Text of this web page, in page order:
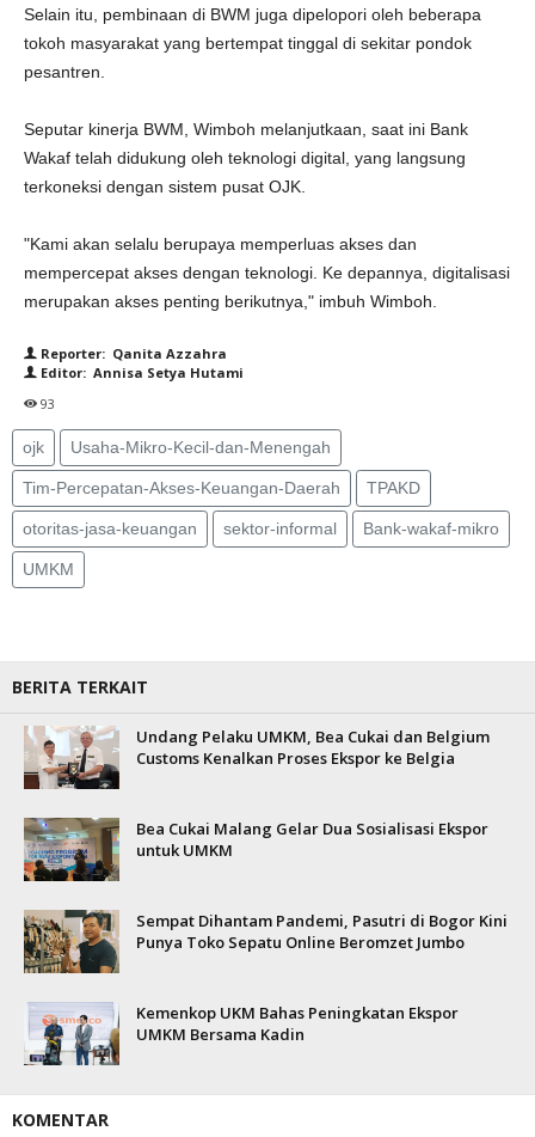
Selain itu, pembinaan di BWM juga dipelopori oleh beberapa
tokoh masyarakat yang bertempat tinggal di sekitar pondok
pesantren.
Seputar kinerja BWM, Wimboh melanjutkaan, saat ini Bank
Wakaf telah didukung oleh teknologi digital, yang langsung
terkoneksi dengan sistem pusat OJK.
"Kami akan selalu berupaya memperluas akses dan
mempercepat akses dengan teknologi. Ke depannya, digitalisasi
merupakan akses penting berikutnya," imbuh Wimboh.
Reporter: Qanita Azzahra
Editor: Annisa Setya Hutami
93
ojk Usaha-Mikro-Kecil-dan-Menengah
Tim-Percepatan-Akses-Keuangan-Daerah TPAKD
otoritas-jasa-keuangan sektor-informal Bank-wakaf-mikro
UMKM
BERITA TERKAIT
Undang Pelaku UMKM, Bea Cukai dan Belgium
Customs Kenalkan Proses Ekspor ke Belgia
Bea Cukai Malang Gelar Dua Sosialisasi Ekspor
untuk UMKM
Sempat Dihantam Pandemi, Pasutri di Bogor Kini
Punya Toko Sepatu Online Beromzet Jumbo
Kemenkop UKM Bahas Peningkatan Ekspor
UMKM Bersama Kadin
KOMENTAR